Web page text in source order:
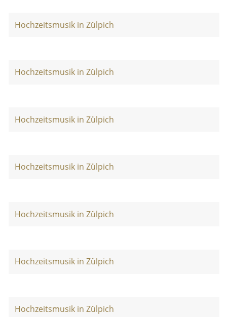
Hochzeitsmusik in Zülpich
Hochzeitsmusik in Zülpich
Hochzeitsmusik in Zülpich
Hochzeitsmusik in Zülpich
Hochzeitsmusik in Zülpich
Hochzeitsmusik in Zülpich
Hochzeitsmusik in Zülpich